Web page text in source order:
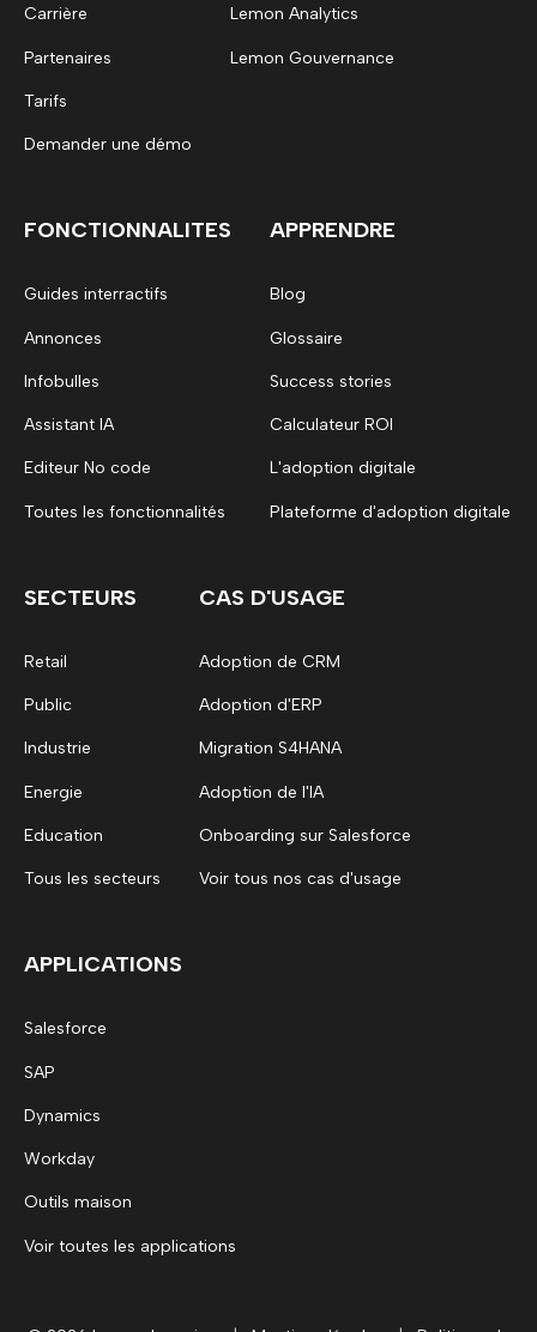
Carrière
Partenaires
Tarifs
Demander une démo
Lemon Analytics
Lemon Gouvernance
FONCTIONNALITES
Guides interractifs
Annonces
Infobulles
Assistant IA
Editeur No code
Toutes les fonctionnalités
APPRENDRE
Blog
Glossaire
Success stories
Calculateur ROI
L'adoption digitale
Plateforme d'adoption digitale
SECTEURS
Retail
Public
Industrie
Energie
Education
Tous les secteurs
CAS D'USAGE
Adoption de CRM
Adoption d'ERP
Migration S4HANA
Adoption de l'IA
Onboarding sur Salesforce
Voir tous nos cas d'usage
APPLICATIONS
Salesforce
SAP
Dynamics
Workday
Outils maison
Voir toutes les applications